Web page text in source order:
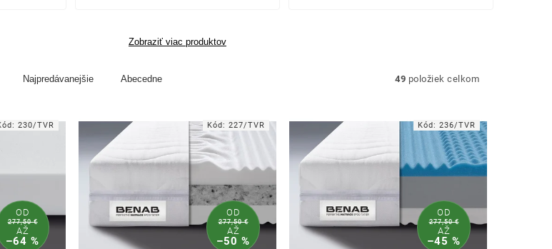
Zobraziť viac produktov
Najpredávanejšie Abecedne 49 položiek celkom
OD
277,50 €
AŽ
–64 %
230/TVR
OD
277,50 €
AŽ
–50 %
Kód:227/TVR
OD
277,50 €
AŽ
–45 %
Kód:236/TVR